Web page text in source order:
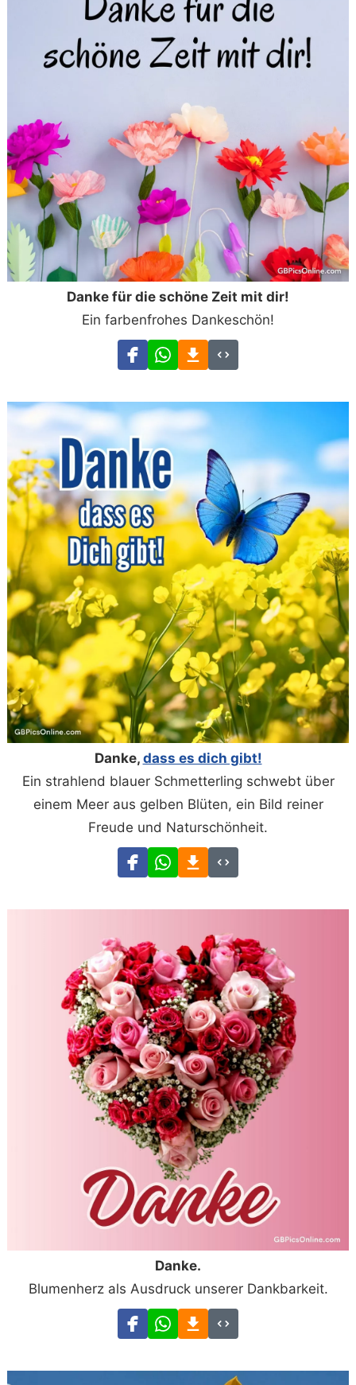
Danke für die schöne Zeit mit dir!
Ein farbenfrohes Dankeschön!
Danke, dass es dich gibt!
Ein strahlend blauer Schmetterling schwebt über
einem Meer aus gelben Blüten, ein Bild reiner
Freude und Naturschönheit.
Danke.
Blumenherz als Ausdruck unserer Dankbarkeit.